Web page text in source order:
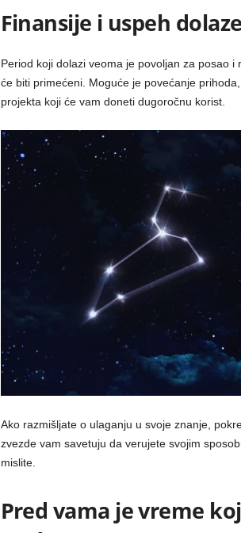
Finansije i uspeh
Period koji dolazi veoma je povoljan za posao
će biti primećeni. Moguće je povećanje
projekta koji će vam doneti dugoročnu korist.
Ako razmišljate o ulaganju u svoje znanje,
zvezde vam savetuju da verujete svojim
mislite.
Pred vama je vreme